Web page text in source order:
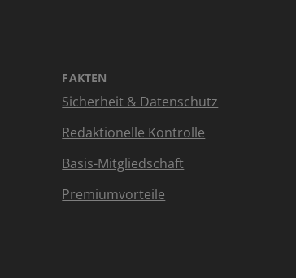
FAKTEN
Sicherheit & Datenschutz
Redaktionelle Kontrolle
Basis-Mitgliedschaft
Premiumvorteile